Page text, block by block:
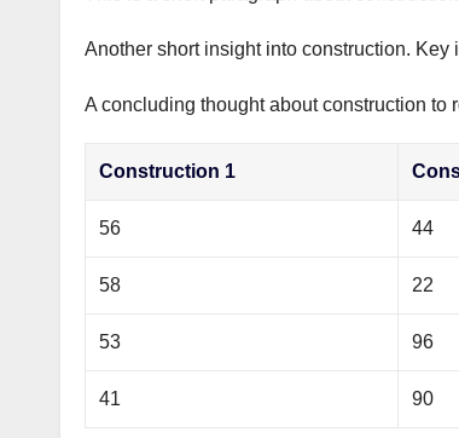
Another short insight into construction.
A concluding thought about construction to
Construction 1
56 44
58 22
53 96
41 90